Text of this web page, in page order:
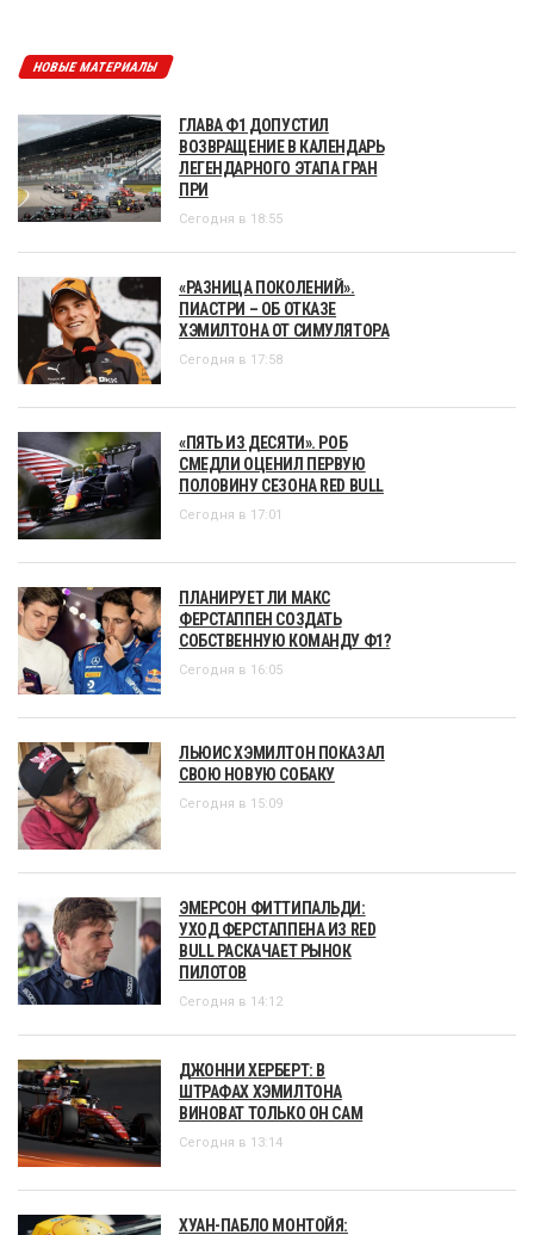
НОВЫЕ МАТЕРИАЛЫ
ГЛАВА Ф1 ДОПУСТИЛ
ВОЗВРАЩЕНИЕ В КАЛЕНДАРЬ
ЛЕГЕНДАРНОГО ЭТАПА ГРАН
ПРИ
Сегодня в 18:55
«РАЗНИЦА ПОКОЛЕНИЙ».
ПИАСТРИ – ОБ ОТКАЗЕ
ХЭМИЛТОНА ОТ СИМУЛЯТОРА
Сегодня в 17:58
«ПЯТЬ ИЗ ДЕСЯТИ». РОБ
СМЕДЛИ ОЦЕНИЛ ПЕРВУЮ
ПОЛОВИНУ СЕЗОНА RED BULL
Сегодня в 17:01
ПЛАНИРУЕТ ЛИ МАКС
ФЕРСТАППЕН СОЗДАТЬ
СОБСТВЕННУЮ КОМАНДУ Ф1?
Сегодня в 16:05
ЛЬЮИС ХЭМИЛТОН ПОКАЗАЛ
СВОЮ НОВУЮ СОБАКУ
Сегодня в 15:09
ЭМЕРСОН ФИТТИПАЛЬДИ:
УХОД ФЕРСТАППЕНА ИЗ RED
BULL РАСКАЧАЕТ РЫНОК
ПИЛОТОВ
Сегодня в 14:12
ДЖОННИ ХЕРБЕРТ: В
ШТРАФАХ ХЭМИЛТОНА
ВИНОВАТ ТОЛЬКО ОН САМ
Сегодня в 13:14
ХУАН-ПАБЛО МОНТОЙЯ: